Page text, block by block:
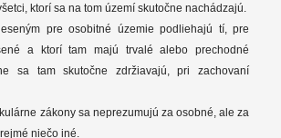
ktorí sa na tom území skutočne nachádzajú.
pre osobitné územie podliehajú tí, pre
a ktorí tam majú trvalé alebo prechodné
sa tam skutočne zdržiavajú, pri zachovaní
zákony sa neprezumujú za osobné, ale za
niečo iné.